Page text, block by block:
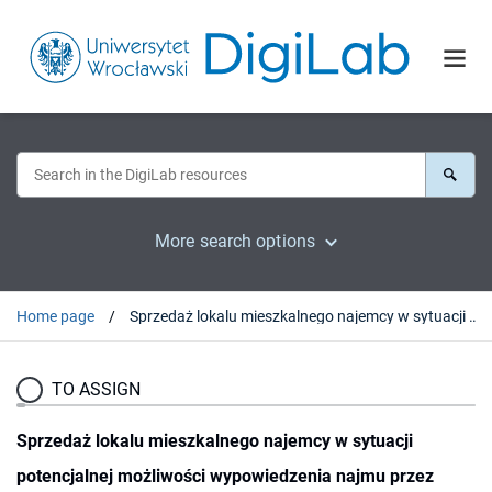
More search options
Home page Sprzedaż lokalu mieszkalnego najemcy w sytuacji potencjalnej możliwości wypowiedzenia najmu przez wynajmującego
TO ASSIGN
Sprzedaż lokalu mieszkalnego najemcy w sytuacji
potencjalnej możliwości wypowiedzenia najmu przez